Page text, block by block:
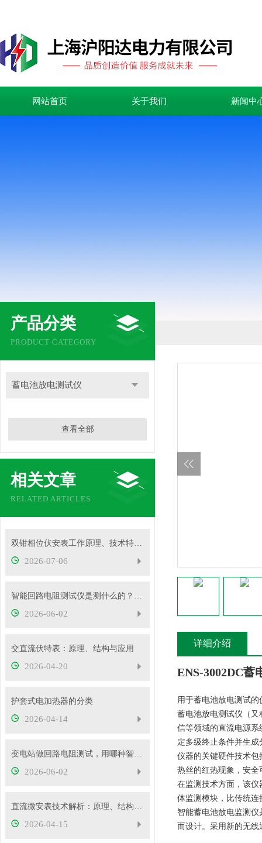
网站首页 关于我们 新闻中
产品分类
PRODUCT CATEGORY
蓄电池放电测试仪
查看全部
相关文章
RELATED ARTICLES
双钳相位伏安表工作原理、技术特性与电力现场应用解析
2026-07-06
智能回路电阻测试仪是测什么的？主要用途有哪些？
2026-06-02
交直流伏特表：原理、结构与应用
2026-04-20
护套式电加热器的分类
2026-04-14
变电站做回路电阻测试，用哪种智能测试仪更靠谱？
2026-06-02
直流微安表技术解析：原理、结构与应用要点
2026-04-15
详细介绍
ENS-3002DC蓄
用于蓄电池放电测试的
蓄电池放电测试仪（
信等领域的直流电源
定多级终止条件并生成
仪器的关键硬件技术
热丝的红热现象，安
在监测技术方面，该
体监测模块，比传统
智能蓄电池放电监测
而设计。采用新的无